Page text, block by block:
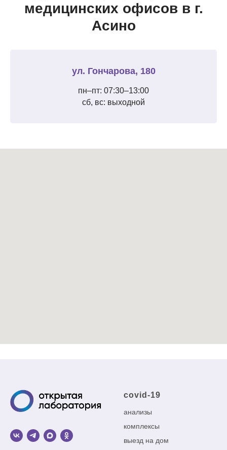
медицинских офисов в г.
Асино
ул. Гончарова, 180
пн–пт: 07:30–13:00
сб, вс: выходной
covid-19
анализы
комплексы
выезд на дом